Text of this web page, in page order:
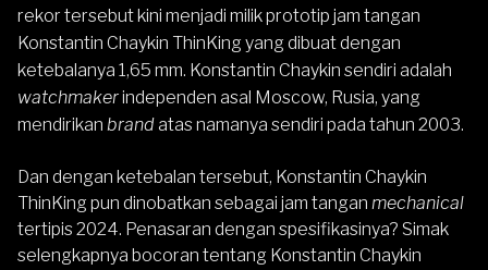
rekor tersebut kini menjadi milik prototip jam tangan
Konstantin Chaykin ThinKing yang dibuat dengan
ketebalanya 1,65 mm. Konstantin Chaykin sendiri adalah
watchmakerindependen asal Moscow, Rusia, yang
mendirikan brandatas namanya sendiri pada tahun 2003.
Dan dengan ketebalan tersebut, Konstantin Chaykin
ThinKing pun dinobatkan sebagai jam tangan mechanical
tertipis 2024. Penasaran dengan spesifikasinya? Simak
selengkapnya bocoran tentang Konstantin Chaykin